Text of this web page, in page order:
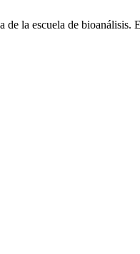
la escuela de bioanálisis.